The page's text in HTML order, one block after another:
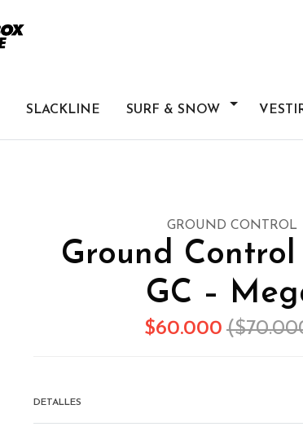
SLACKLINE SURF & SNOW
GROUND CONTROL
Ground
GC –
$60.000
DETALLES